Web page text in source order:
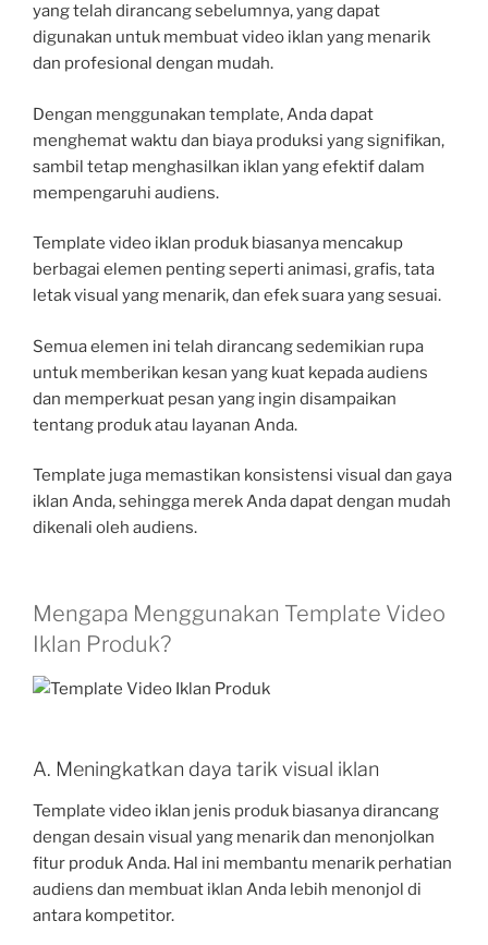
yang telah dirancang sebelumnya, yang dapat
digunakan untuk membuat video iklan yang menarik
dan profesional dengan mudah.
Dengan menggunakan template, Anda dapat
menghemat waktu dan biaya produksi yang signifikan,
sambil tetap menghasilkan iklan yang efektif dalam
mempengaruhi audiens.
Template video iklan produk biasanya mencakup
berbagai elemen penting seperti animasi, grafis, tata
letak visual yang menarik, dan efek suara yang sesuai.
Semua elemen ini telah dirancang sedemikian rupa
untuk memberikan kesan yang kuat kepada audiens
dan memperkuat pesan yang ingin disampaikan
tentang produk atau layanan Anda.
Template juga memastikan konsistensi visual dan gaya
iklan Anda, sehingga merek Anda dapat dengan mudah
dikenali oleh audiens.
Mengapa Menggunakan Template Video
Iklan Produk?
A. Meningkatkan daya tarik visual iklan
Template video iklan jenis produk biasanya dirancang
dengan desain visual yang menarik dan menonjolkan
fitur produk Anda. Hal ini membantu menarik perhatian
audiens dan membuat iklan Anda lebih menonjol di
antara kompetitor.